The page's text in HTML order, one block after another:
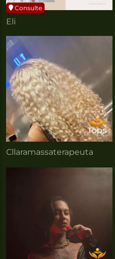
Consulte
Eli
Cllaramassaterapeuta